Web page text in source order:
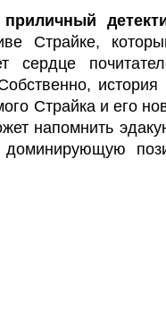
Страйке,
сердце
история
Страйка и его
напомнить